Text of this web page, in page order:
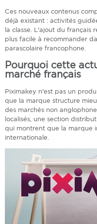
Ces nouveaux contenus
déjà existant : activités
la classe. L'ajout du français
plus facile à recommander
parascolaire francophone.
Pourquoi cette
marché français
Piximakey n'est pas un
que la marque structure
des marchés non
localisés, une section
qui montrent que la marque
internationale.